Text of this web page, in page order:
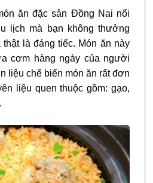
ăn đặc sản Đồng Nai nổi
lịch mà bạn không thưởng
là đáng tiếc. Món ăn này
cơm hàng ngày của người
liệu chế biến món ăn rất đơn
liệu quen thuộc gồm: gạo,